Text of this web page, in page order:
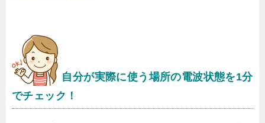
自分が実際に使う場所の電波状態を1分
でチェック！